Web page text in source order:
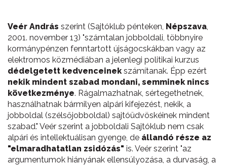
Veér András szerint (Sajtóklub pénteken, Népszava,
2001. november 13) "számtalan jobboldali, többnyire
kormánypénzen fenntartott újságocskákban vagy az
elektromos közmédiában a jelenlegi politikai kurzus
dédelgetett kedvenceinekszámítanak. Épp ezért
nekik mindent szabad mondani, semminek nincs
következménye. Rágalmazhatnak, sértegethetnek,
használhatnak bármilyen alpári kifejezést, nekik, a
jobboldal (szélsőjobboldal) sajtóüdvöskéinek mindent
szabad." Veér szerint a jobboldali Sajtóklub nem csak
alpári és intellektuálisan gyenge, de állandó része az
"elmaradhatatlan zsidózás" is. Veér szerint "az
argumentumok hiányának ellensúlyozása, a durvaság, a